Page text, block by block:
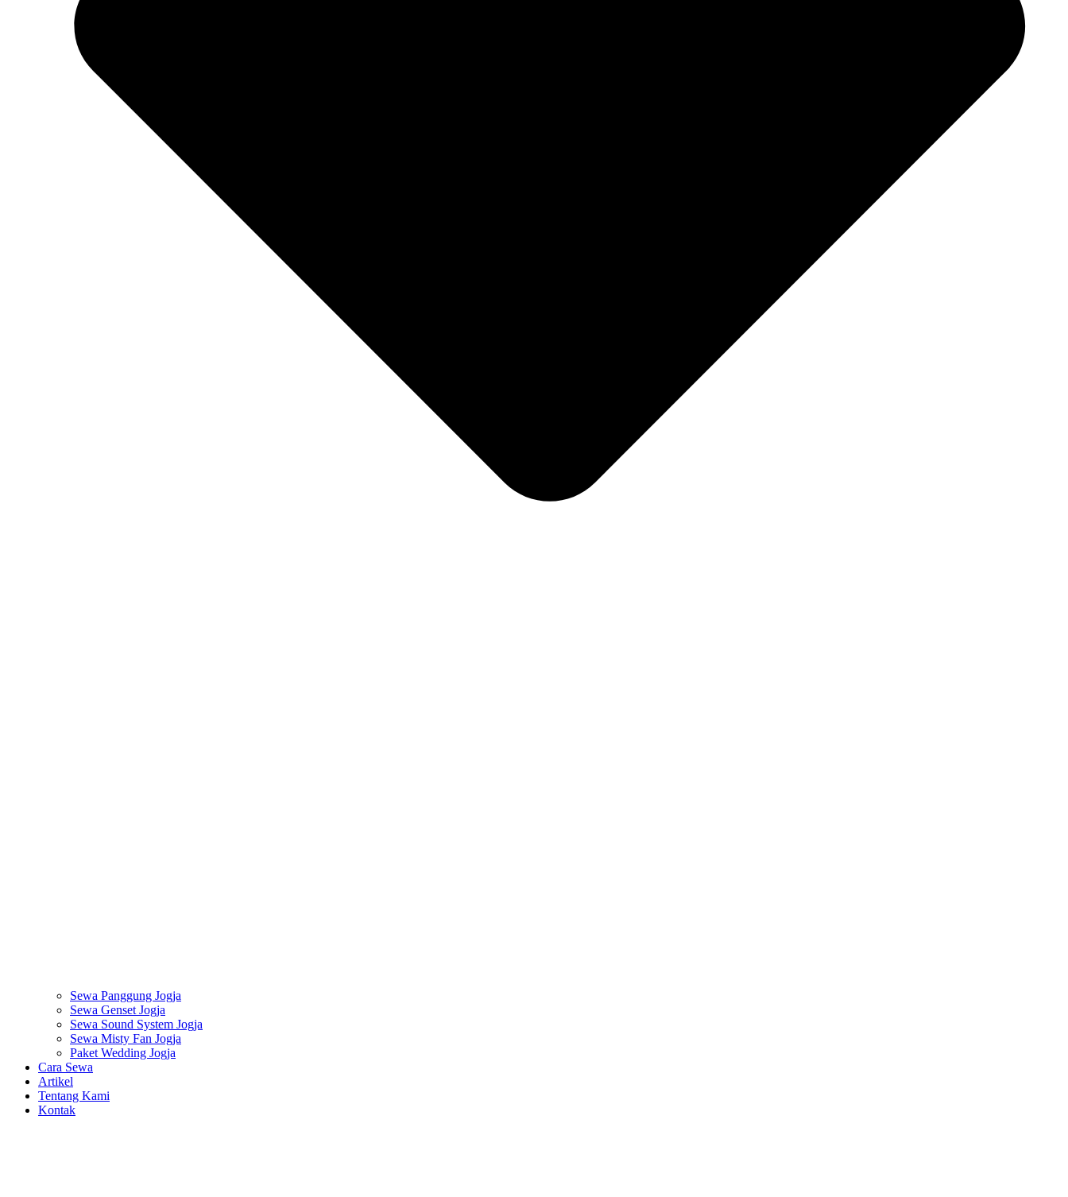
Sewa Panggung Jogja
Sewa Genset Jogja
Sewa Sound System Jogja
Sewa Misty Fan Jogja
Paket Wedding Jogja
Cara Sewa
Artikel
Tentang Kami
Kontak